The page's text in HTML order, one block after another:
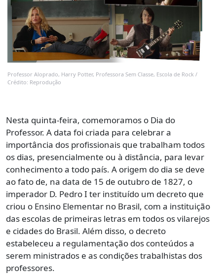
Professor Aloprado, Harry Potter, Professora Sem Classe, Escola de Rock /
Crédito: Reprodução
Nesta quinta-feira, comemoramos o Dia do
Professor. A data foi criada para celebrar a
importância dos profissionais que trabalham todos
os dias, presencialmente ou à distância, para levar
conhecimento a todo país. A origem do dia se deve
ao fato de, na data de 15 de outubro de 1827, o
imperador D. Pedro I ter instituído um decreto que
criou o Ensino Elementar no Brasil, com a instituição
das escolas de primeiras letras em todos os vilarejos
e cidades do Brasil. Além disso, o decreto
estabeleceu a regulamentação dos conteúdos a
serem ministrados e as condições trabalhistas dos
professores.